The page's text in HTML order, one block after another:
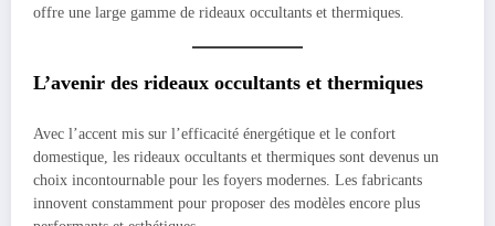
offre une large gamme de rideaux occultants et thermiques.
L’avenir des rideaux occultants et thermiques
Avec l’accent mis sur l’efficacité énergétique et le confort
domestique, les rideaux occultants et thermiques sont devenus un
choix incontournable pour les foyers modernes. Les fabricants
innovent constamment pour proposer des modèles encore plus